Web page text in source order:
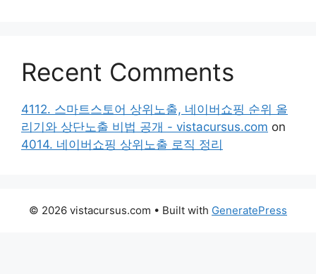
Recent Comments
4112. 스마트스토어 상위노출, 네이버쇼핑 순위 올
리기와 상단노출 비법 공개 - vistacursus.com on
4014. 네이버쇼핑 상위노출 로직 정리
© 2026 vistacursus.com • Built with GeneratePress